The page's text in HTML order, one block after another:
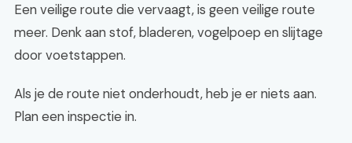
Een veilige route die vervaagt, is geen veilige route
meer. Denk aan stof, bladeren, vogelpoep en slijtage
door voetstappen.
Als je de route niet onderhoudt, heb je er niets aan.
Plan een inspectie in.